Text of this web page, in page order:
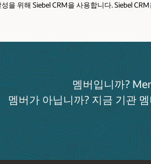
을 위해 Siebel CRM을 사용합니다. Siebel
멤버입니까?
멤버가 아닙니까? 지금 기관